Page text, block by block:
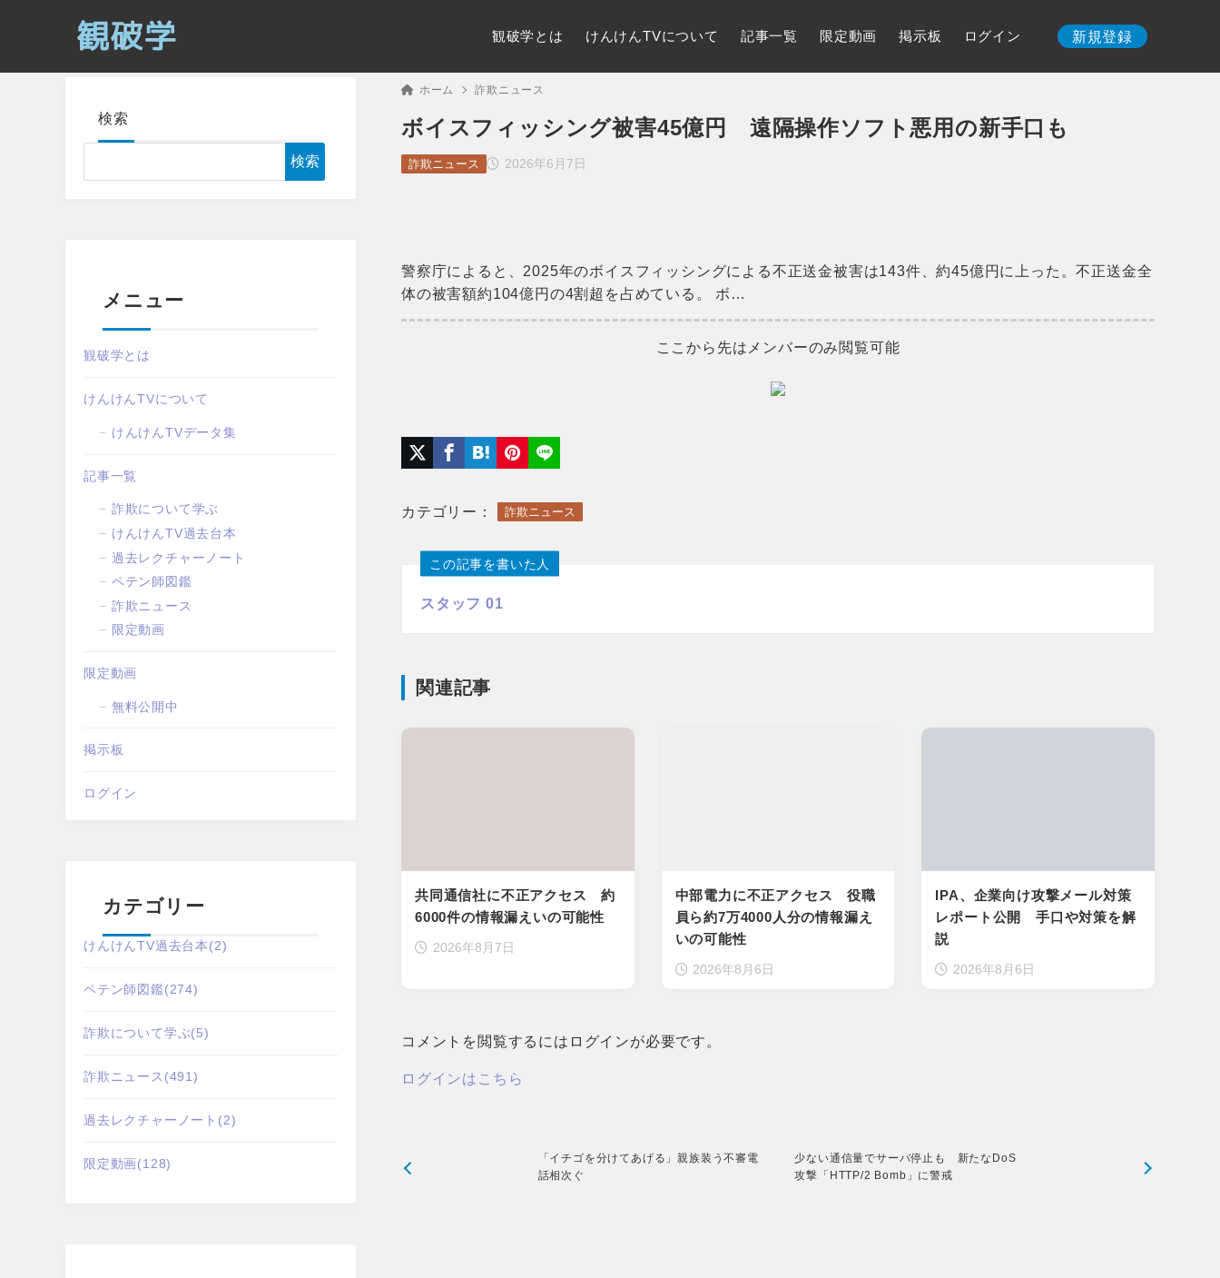
観破学とは けんけんTVについて 記事一覧 限定動画 掲示板 ログイン 新規登録
ホーム 詐欺ニュース
ボイスフィッシング被害45億円 遠隔操作ソフト悪用の新手口も
2026年6月7日
詐欺ニュース
警察庁によると、2025年のボイスフィッシングによる不正送金被害は143件、約45億円に上った。不正送金全
体の被害額約104億円の4割超を占めている。 ボ…
ここから先はメンバーのみ閲覧可能
カテゴリー： 詐欺ニュース
この記事を書いた人
スタッフ 01
関連記事
共同通信社に不正アクセス 約
6000件の情報漏えいの可能性
2026年8月7日
中部電力に不正アクセス 役職
員ら約7万4000人分の情報漏え
いの可能性
2026年8月6日
IPA、企業向け攻撃メール対策
レポート公開 手口や対策を解
説
2026年8月6日
コメントを閲覧するにはログインが必要です。
ログインはこちら
「イチゴを分けてあげる」親族装う不審電
話相次ぐ
少ない通信量でサーバ停止も 新たなDoS
攻撃「HTTP/2 Bomb」に警戒
検索
検索
メニュー
観破学とは
けんけんTVについて
けんけんTVデータ集
記事一覧
詐欺について学ぶ
けんけんTV過去台本
過去レクチャーノート
ペテン師図鑑
詐欺ニュース
限定動画
限定動画
無料公開中
掲示板
ログイン
カテゴリー
けんけんTV過去台本(2)
ペテン師図鑑(274)
詐欺について学ぶ(5)
詐欺ニュース (491)
過去レクチャーノート (2)
限定動画(128)